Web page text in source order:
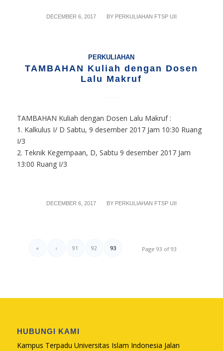
DECEMBER 6, 2017
/ BY PERKULIAHAN FTSP UII
PERKULIAHAN
TAMBAHAN Kuliah dengan Dosen
Lalu Makruf
TAMBAHAN Kuliah dengan Dosen Lalu Makruf :
1. Kalkulus I/ D Sabtu, 9 desember 2017 Jam 10:30 Ruang
I/3
2. Teknik Kegempaan, D, Sabtu 9 desember 2017 Jam
13:00 Ruang I/3
DECEMBER 6, 2017
/ BY PERKULIAHAN FTSP UII
Page 93 of 93
« ‹ 91 92 93
HUBUNGI KAMI
Kampus Terpadu Universitas Islam Indonesia Jalan